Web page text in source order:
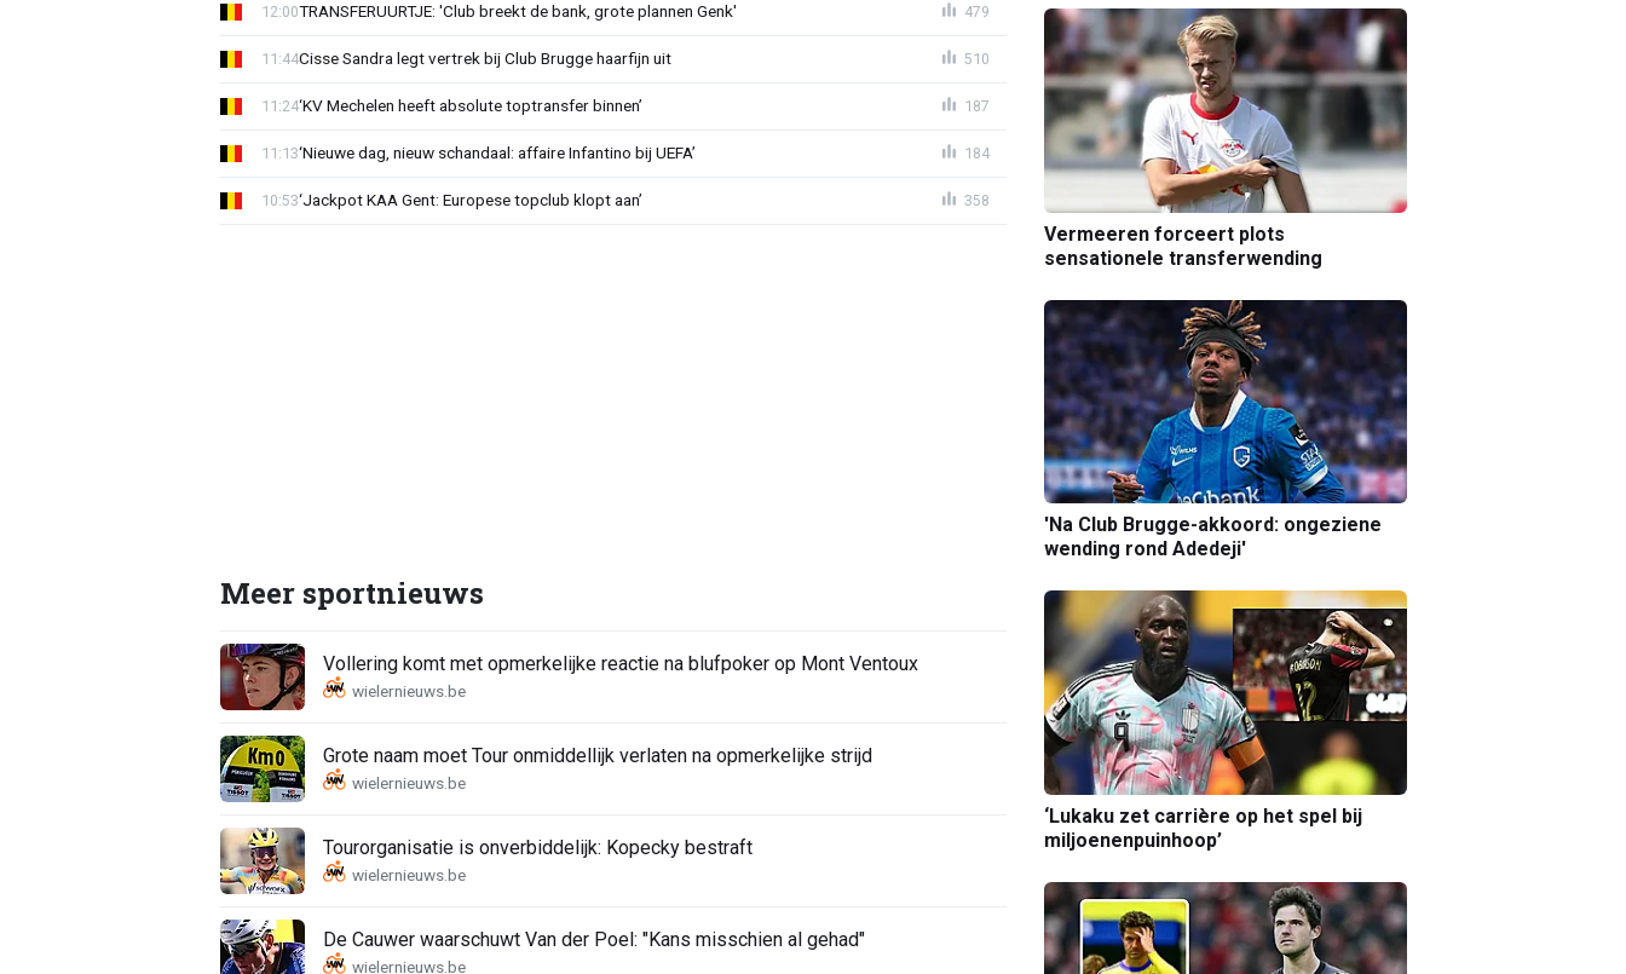
TRANSFERUURTJE: 'Club breekt de bank, grote plannen Genk'
12:00 479
Cisse Sandra legt vertrek bij Club Brugge haarfijn uit
11:44 510
‘KV Mechelen heeft absolute toptransfer binnen’
11:24 187
‘Nieuwe dag, nieuw schandaal: affaire Infantino bij UEFA’
11:13 184
‘Jackpot KAA Gent: Europese topclub klopt aan’
10:53 358
Meer sportnieuws
Vollering komt met opmerkelijke reactie na blufpoker op Mont Ventoux
Grote naam moet Tour onmiddellijk verlaten na opmerkelijke strijd
Tourorganisatie is onverbiddelijk: Kopecky bestraft
De Cauwer waarschuwt Van der Poel: "Kans misschien al gehad"
Vermeeren forceert plots
sensationele transferwending
'Na Club Brugge-akkoord: ongeziene
wending rond Adedeji'
‘Lukaku zet carrière op het spel bij
miljoenenpuinhoop’